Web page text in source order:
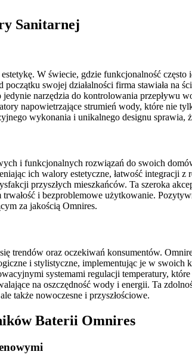
Sanitarnej
W świecie, gdzie funkcjonalność
swojej działalności firma stawiała na
narzędzia do kontrolowania przepływu
napowietrzające strumień wody, które nie
wykonania i unikalnego designu
i funkcjonalnych rozwiązań do swoich
ich walory estetyczne, łatwość integracji
przyszłych mieszkańców. Ta szeroka
i bezproblemowe użytkowanie.
za jakością Omnires.
trendów oraz oczekiwań konsumentów.
i stylistyczne, implementując je w swoich
systemami regulacji temperatury,
na oszczędność wody i energii. Ta
także nowoczesne i przyszłościowe.
Baterii Omnires